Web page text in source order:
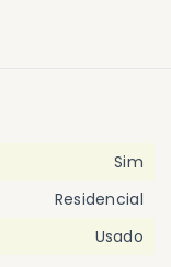
Sim
Residencial
Usado